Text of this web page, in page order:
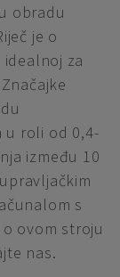
obradu
je o
za
roli od 0,4-
između 10
s
ovom stroju
nas.